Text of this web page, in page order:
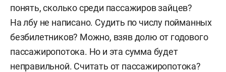
понять, сколько среди пассажиров зайцев?
На лбу не написано. Судить по числу пойманных
безбилетников? Можно, взяв долю от годового
пассажиропотока. Но и эта сумма будет
неправильной. Считать от пассажиропотока?